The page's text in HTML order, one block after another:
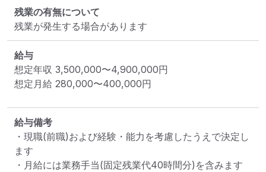
残業の有無について
残業が発生する場合があります
給与
想定年収 3,500,000〜4,900,000円
想定月給 280,000〜400,000円
給与備考
・現職(前職)および経験・能力を考慮したうえで決定し
ます
・月給には業務手当(固定残業代40時間分)を含みます